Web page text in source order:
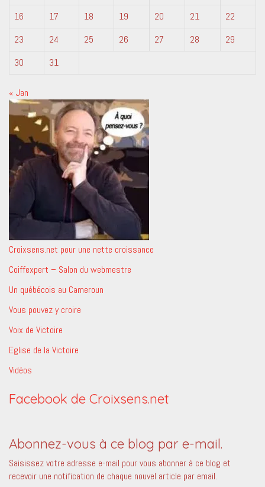
16
17 18 19 20 21
22
23
24 25 26 27 28
29
30
31
« Jan
Croixsens.net pour une nette croissance
Coiffexpert – Salon du webmestre
Un québécois au Cameroun
Vous pouvez y croire
Voix de Victoire
Eglise de la Victoire
Vidéos
Facebook de Croixsens.net
Abonnez-vous à ce blog par e-mail.
Saisissez votre adresse e-mail pour vous abonner à ce blog et
recevoir une notification de chaque nouvel article par email.